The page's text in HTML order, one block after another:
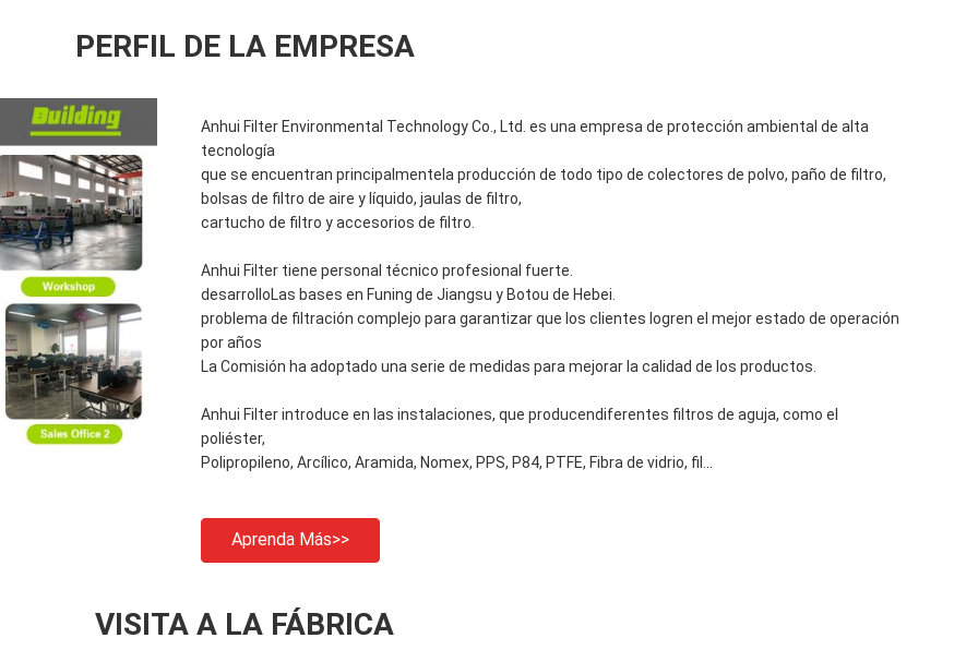
PERFIL DE LA EMPRESA
Anhui Filter Environmental Technology Co., Ltd. es una empresa de protección ambiental de alta
tecnología
que se encuentran principalmentela producción de todo tipo de colectores de polvo, paño de filtro,
bolsas de filtro de aire y líquido, jaulas de filtro,
cartucho de filtro y accesorios de filtro.
Anhui Filter tiene personal técnico profesional fuerte.
desarrolloLas bases en Funing de Jiangsu y Botou de Hebei.
problema de filtración complejo para garantizar que los clientes logren el mejor estado de operación
por años
La Comisión ha adoptado una serie de medidas para mejorar la calidad de los productos.
Anhui Filter introduce en las instalaciones, que producendiferentes filtros de aguja, como el
poliéster,
Polipropileno, Arcílico, Aramida, Nomex, PPS, P84, PTFE, Fibra de vidrio, fil...
Aprenda Más>>
VISITA A LA FÁBRICA